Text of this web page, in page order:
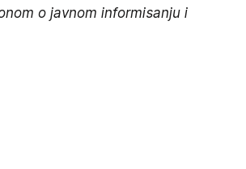
o javnom informisanju i